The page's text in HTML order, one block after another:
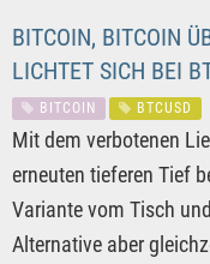
BITCOIN, BITCOIN
LICHTET SICH BEI
BITCOIN BTCUSD
Mit dem verbotenen
erneuten tieferen Tief
Variante vom Tisch
Alternative aber